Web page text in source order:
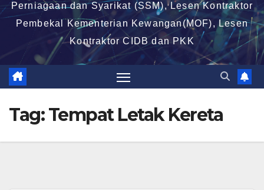
Perniagaan dan Syarikat (SSM), Lesen Kontraktor
Pembekal Kementerian Kewangan(MOF), Lesen
Kontraktor CIDB dan PKK
Tag:Tempat Letak Kereta